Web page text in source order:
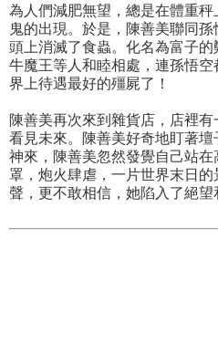
為人們減肥無望，總是在體重
鬼的出現。於是，陳善美聯同
頭上消滅了食蟲。化名為富子
牛魔王等人和睦相處，連孫悟
界上待遇最好的殭屍了！
陳善美再次來到雜貨店，店裡
看見未來。陳善美好奇地盯著
神來，陳善美忽然發覺自己站
罩，炮火肆虐，一片世界末日
聲，更不敢相信，她陷入了絕望